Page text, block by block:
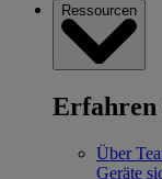
Ressourcen
Erfahren
Über
Geräte